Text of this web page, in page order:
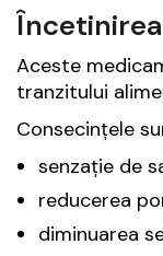
Aceste
tranzitului
Consecințele
senzație de
reducerea
diminuarea